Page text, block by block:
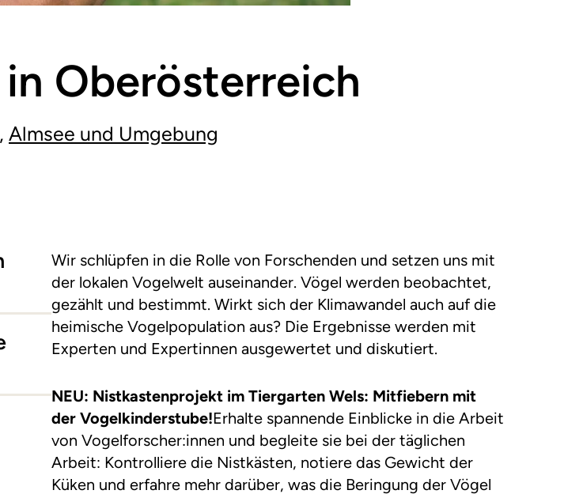
Oberösterreich
, Almsee und Umgebung
Wir schlüpfen in die Rolle von Forschenden und setzen uns mit
der lokalen Vogelwelt auseinander. Vögel werden beobachtet,
gezählt und bestimmt. Wirkt sich der Klimawandel auch auf die
heimische Vogelpopulation aus? Die Ergebnisse werden mit
Experten und Expertinnen ausgewertet und diskutiert.
NEU: Nistkastenprojekt im Tiergarten Wels: Mitfiebern mit
der Vogelkinderstube!Erhalte spannende Einblicke in die Arbeit
von Vogelforscher:innen und begleite sie bei der täglichen
Arbeit: Kontrolliere die Nistkästen, notiere das Gewicht der
Küken und erfahre mehr darüber, was die Beringung der Vögel